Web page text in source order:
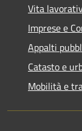
Vita
Imprese e
Appalti
Catasto e
Mobilità e